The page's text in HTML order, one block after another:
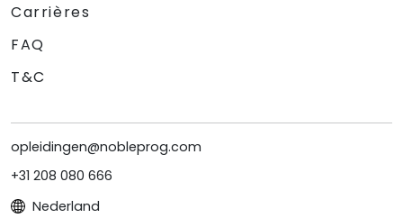
Carrières
FAQ
T&C
opleidingen@nobleprog.com
+31 208 080 666
Nederland